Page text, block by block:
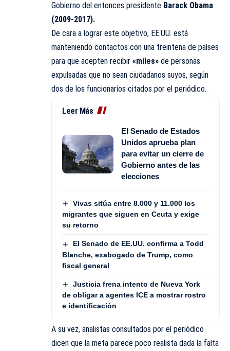
Gobierno del entonces presidente Barack Obama
(2009-2017).
De cara a lograr este objetivo, EE.UU. está
manteniendo contactos con una treintena de países
para que acepten recibir «miles» de personas
expulsadas que no sean ciudadanos suyos, según
dos de los funcionarios citados por el periódico.
Leer Más
El Senado de Estados
Unidos aprueba plan
para evitar un cierre de
Gobierno antes de las
elecciones
Vivas sitúa entre 8.000 y 11.000 los
migrantes que siguen en Ceuta y exige
su retorno
El Senado de EE.UU. confirma a Todd
Blanche, exabogado de Trump, como
fiscal general
Justicia frena intento de Nueva York
de obligar a agentes ICE a mostrar rostro
e identificación
A su vez, analistas consultados por el periódico
dicen que la meta parece poco realista dada la falta